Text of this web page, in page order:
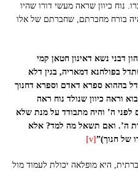
נוח כיוון שראה מעשי דורו שהיו
היה בורח מחברתם, שחברתם של אלו
דבני נשא דאינון חטאן קמי
בפולחנא דמאריה, בגין דלא
בההוא ספרא דאדם וספרא דחנוך
וראה כיוון שנולד נוח ראה
לפני ה’ והיה מתבודד על מנת שלא
ה’. ואם תשאל מה למד? אלא
של חנוך)”[v]
היא מופלאה יכולת לעמוד מול